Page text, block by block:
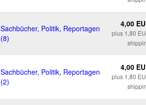
Sachbücher, Politik, Reportagen
(8)
4,00
plus 1,80
Sachbücher, Politik, Reportagen
(2)
4,00
plus 1,80